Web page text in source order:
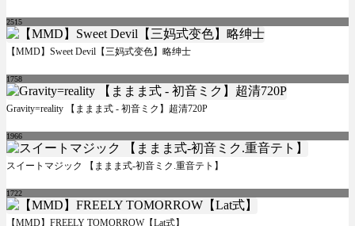
2515
【MMD】Sweet Devil【三妈式变色】略绅士
1758
Gravity=reality 【ままま式 - 初音ミク】超清720P
1966
スイートマジック 【ままま式-初音ミク.重音テト】
1722
【MMD】FREELY TOMORROW【Lat式】